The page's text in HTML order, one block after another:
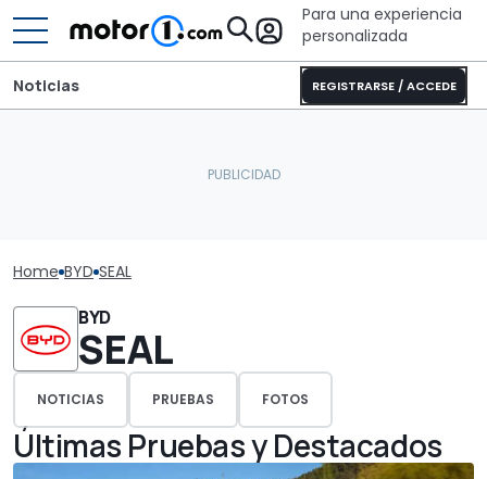
Para una experiencia
personalizada
REGISTRARSE / ACCEDE
Noticias
Home BYD SEAL
BYD
SEAL
NOTICIAS PRUEBAS FOTOS
Últimas Pruebas y Destacados